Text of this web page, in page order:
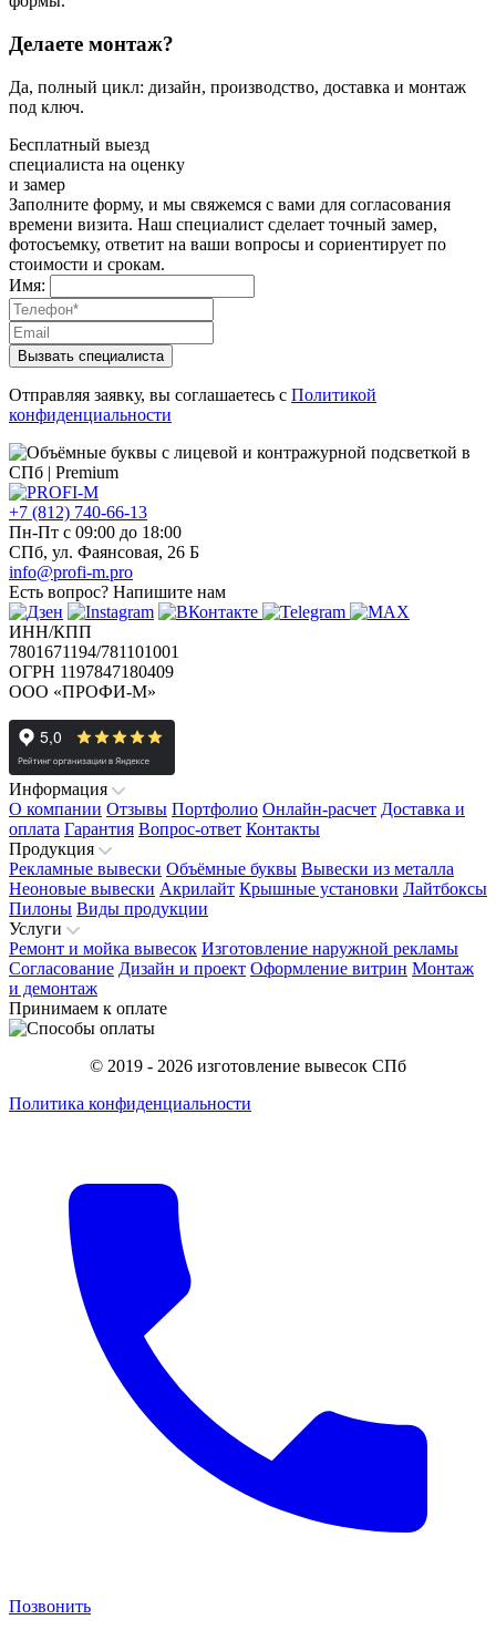
Делаете монтаж?
Да, полный цикл: дизайн, производство, доставка и монтаж
под ключ.
Бесплатный выезд
специалиста на оценку
и замер
Заполните форму, и мы свяжемся с вами для согласования
времени визита. Наш специалист сделает точный замер,
фотосъемку, ответит на ваши вопросы и сориентирует по
стоимости и срокам.
Имя:
Вызвать специалиста
Отправляя заявку, вы соглашаетесь с Политикой
конфиденциальности
+7 (812) 740-66-13
Пн-Пт с 09:00 до 18:00
СПб, ул. Фаянсовая, 26 Б
info@profi-m.pro
Есть вопрос? Напишите нам
ИНН/КПП
7801671194/781101001
ОГРН 1197847180409
ООО «ПРОФИ-М»
Информация
О компании Отзывы Портфолио Онлайн-расчет Доставка и
оплата Гарантия Вопрос-ответ Контакты
Продукция
Рекламные вывески Объёмные буквы Вывески из металла
Неоновые вывески Акрилайт Крышные установки Лайтбоксы
Пилоны Виды продукции
Услуги
Ремонт и мойка вывесок Изготовление наружной рекламы
Согласование Дизайн и проект Оформление витрин Монтаж
и демонтаж
Принимаем к оплате
© 2019 - 2026 изготовление вывесок СПб
Политика конфиденциальности
Позвонить